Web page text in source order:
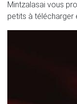
Mintzalasai vous
petits à télécharger